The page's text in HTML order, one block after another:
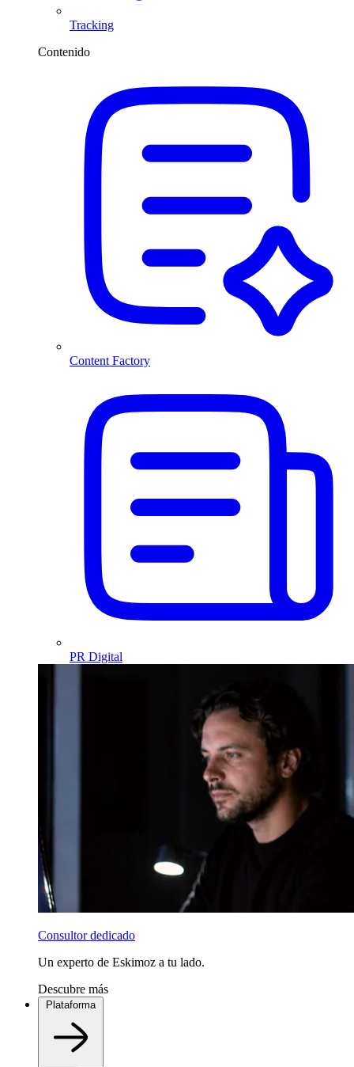
Tracking
Contenido
Content Factory
PR Digital
Consultor dedicado
Un experto de Eskimoz a tu lado.
Descubre más
Plataforma